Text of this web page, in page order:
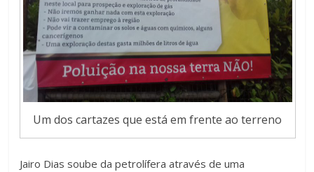
Um dos cartazes que está em frente ao terreno
Jairo Dias soube da petrolífera através de uma